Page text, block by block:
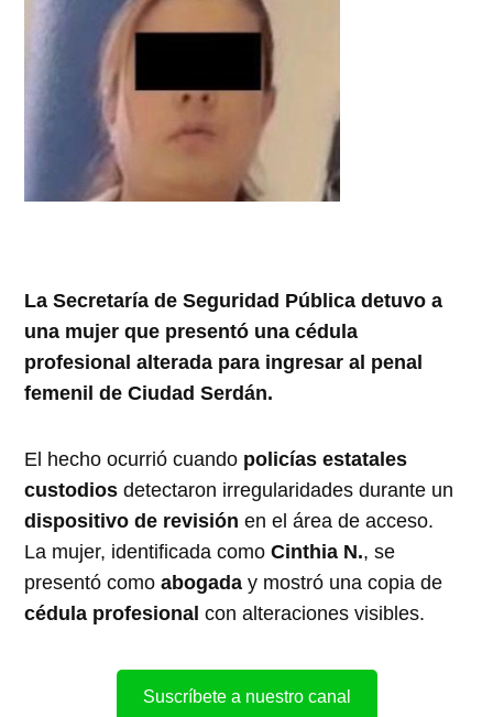
La Secretaría de Seguridad Pública detuvo a
una mujer que presentó una cédula
profesional alterada para ingresar al penal
femenil de Ciudad Serdán.
El hecho ocurrió cuando policías estatales
custodios detectaron irregularidades durante un
dispositivo de revisión en el área de acceso.
La mujer, identificada comoCinthia N., se
presentó comoabogada y mostró una copia de
cédula profesional con alteraciones visibles.
Suscríbete a nuestro canal